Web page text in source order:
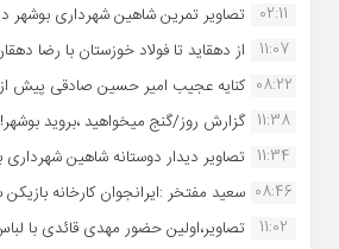
02:11
تصاویر تمرین شاهین شهردارى بوشهر
11:07
از دهقاید تا فولاد خوزستان با رضا
08:22 کنایه عجیب امیر حسین صادقی پیش
11:38 گزارش روز/گنج میخواهید ،بروید
11:34 تصاویر دیدار دوستانه شاهین
08:46 سعید مفتخر :ایرانجوان کارخانه بازیکن
11:02
تصاویر،اولین حضور مهدی قائدی با